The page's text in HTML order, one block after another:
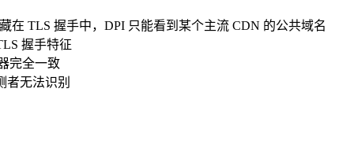
在 TLS 握手中，DPI 只能看到某个主流 CDN 的公共域名
握手特征
完全一致
者无法识别